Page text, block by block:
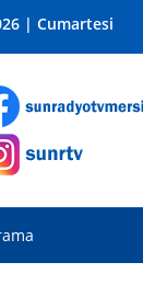
FM 96.1
| Cumartesi